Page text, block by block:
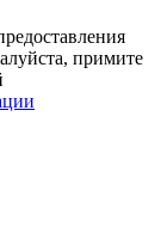
примите